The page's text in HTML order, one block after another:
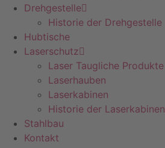
Drehgestelle
Historie der Drehgestelle
Hubtische
Laserschutz
Laser Taugliche Produkte
Laserhauben
Laserkabinen
Historie der Laserkabinen
Stahlbau
Kontakt